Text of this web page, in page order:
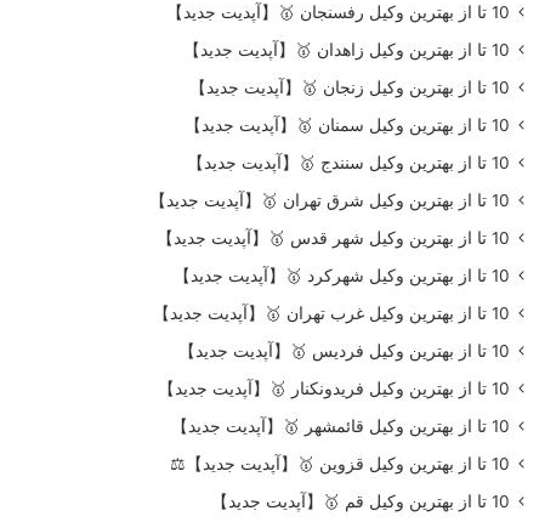
10 تا از بهترین وکیل رفسنجان 🥇【آپدیت جدید】
10 تا از بهترین وکیل زاهدان 🥇【آپدیت جدید】
10 تا از بهترین وکیل زنجان 🥇【آپدیت جدید】
10 تا از بهترین وکیل سمنان 🥇【آپدیت جدید】
10 تا از بهترین وکیل سنندج 🥇【آپدیت جدید】
10 تا از بهترین وکیل شرق تهران 🥇【آپدیت جدید】
10 تا از بهترین وکیل شهر قدس 🥇【آپدیت جدید】
10 تا از بهترین وکیل شهرکرد 🥇【آپدیت جدید】
10 تا از بهترین وکیل غرب تهران 🥇【آپدیت جدید】
10 تا از بهترین وکیل فردیس 🥇【آپدیت جدید】
10 تا از بهترین وکیل فریدونکنار 🥇【آپدیت جدید】
10 تا از بهترین وکیل قائمشهر 🥇【آپدیت جدید】
10 تا از بهترین وکیل قزوین 🥇【آپدیت جدید】⚖️
10 تا از بهترین وکیل قم 🥇【آپدیت جدید】